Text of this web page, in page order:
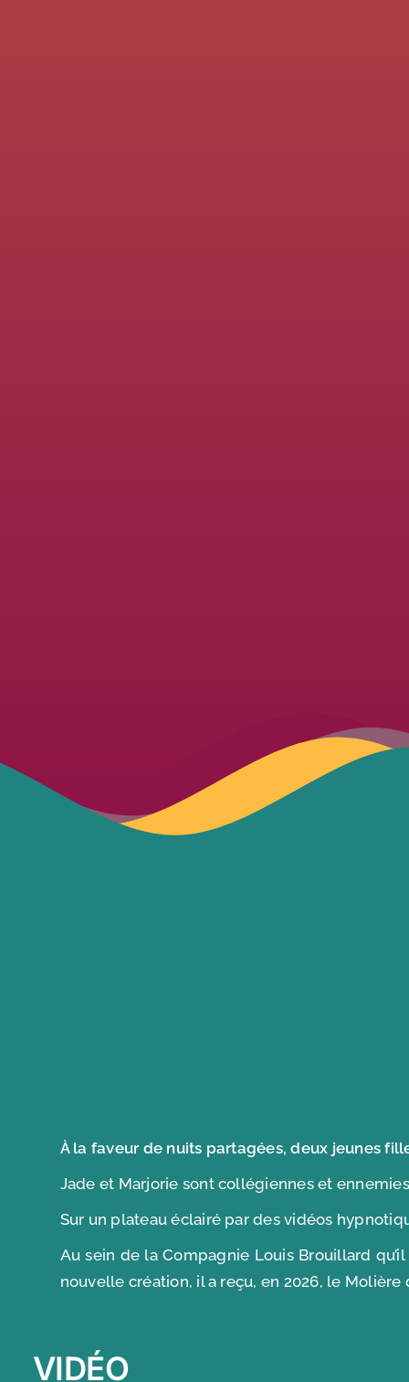
À la faveur de nuits partagées, deux jeunes
Jade et Marjorie sont collégiennes et
Sur un plateau éclairé par des vidéos
Au sein de la Compagnie Louis Brouillard
nouvelle création, il a reçu, en 2026, le
VIDÉO